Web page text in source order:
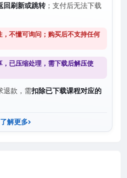
回刷新或跳转；支付后无法下载
不懂可询问；购买后不支持任何
已压缩处理，需下载后解压使
退款，需扣除已下载课程对应的
了解更多